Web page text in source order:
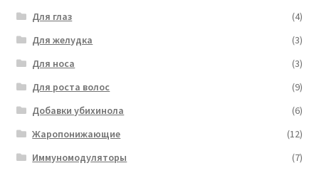
Для глаз
(4)
Для желудка
(3)
Для носа
(3)
Для роста волос
(9)
Добавки убихинола
(6)
Жаропонижающие
(12)
Иммуномодуляторы
(7)